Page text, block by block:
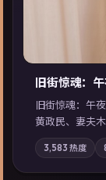
旧街惊魂：
旧街惊魂：午
黄政民、妻夫
忆碎片重组后
乐强化地域气
看」延展检索
3,583 热度